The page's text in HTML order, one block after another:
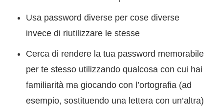
Usa password diverse per cose diverse
invece di riutilizzare le stesse
Cerca di rendere la tua password memorabile
per te stesso utilizzando qualcosa con cui hai
familiarità ma giocando con l’ortografia (ad
esempio, sostituendo una lettera con un’altra)